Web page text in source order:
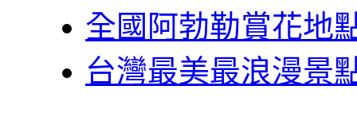
全國阿勃勒賞花地
台灣最美最浪漫景